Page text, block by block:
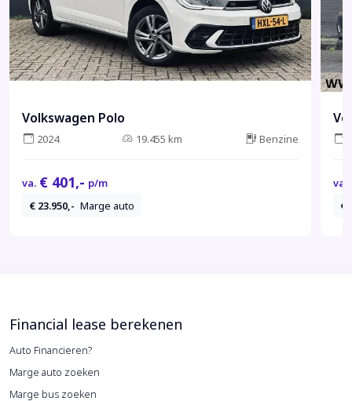
Volkswagen Polo
2024 19.455 km Benzine
va. € 401,- p/m
€ 23.950,- Marge auto
va.
€
Financial lease berekenen
Auto Financieren?
Marge auto zoeken
Marge bus zoeken